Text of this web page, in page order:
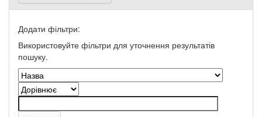
Додати фільтри:
Використовуйте фільтри для уточнення результатів
пошуку.